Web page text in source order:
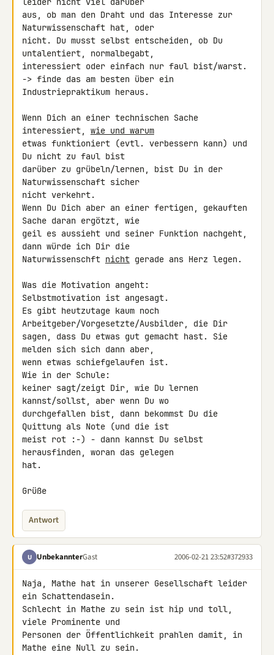
aus, ob man den Draht und das Interesse zur
Naturwissenschaft hat, oder
nicht. Du musst selbst entscheiden, ob Du
untalentiert, normalbegabt,
interessiert oder einfach nur faul bist/warst.
-> finde das am besten über ein
Industriepraktikum heraus.
Wenn Dich an einer technischen Sache
interessiert, wie und warum
etwas funktioniert (evtl. verbessern kann) und
Du nicht zu faul bist
darüber zu grübeln/lernen, bist Du in der
Naturwissenschaft sicher
nicht verkehrt.
Wenn Du Dich aber an einer fertigen, gekauften
Sache daran ergötzt, wie
geil es aussieht und seiner Funktion nachgeht,
dann würde ich Dir die
Naturwissenschft nicht gerade ans Herz legen.
Was die Motivation angeht:
Selbstmotivation ist angesagt.
Es gibt heutzutage kaum noch
Arbeitgeber/Vorgesetzte/Ausbilder, die Dir
sagen, dass Du etwas gut gemacht hast. Sie
melden sich sich dann aber,
wenn etwas schiefgelaufen ist.
Wie in der Schule:
keiner sagt/zeigt Dir, wie Du lernen
kannst/sollst, aber wenn Du wo
durchgefallen bist, dann bekommst Du die
Quittung als Note (und die ist
meist rot :-) - dann kannst Du selbst
herausfinden, woran das gelegen
hat.
Grüße
Antwort
U UnbekannterGast 2006-02-21 23:52#372933
Naja, Mathe hat in unserer Gesellschaft leider
ein Schattendasein.
Schlecht in Mathe zu sein ist hip und toll,
viele Prominente und
Personen der Öffentlichkeit prahlen damit, in
Mathe eine Null zu sein.